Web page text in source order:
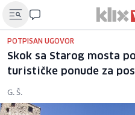
POTPISAN UGOVOR
Skok sa Starog mosta
turističke ponude za
G. Š.